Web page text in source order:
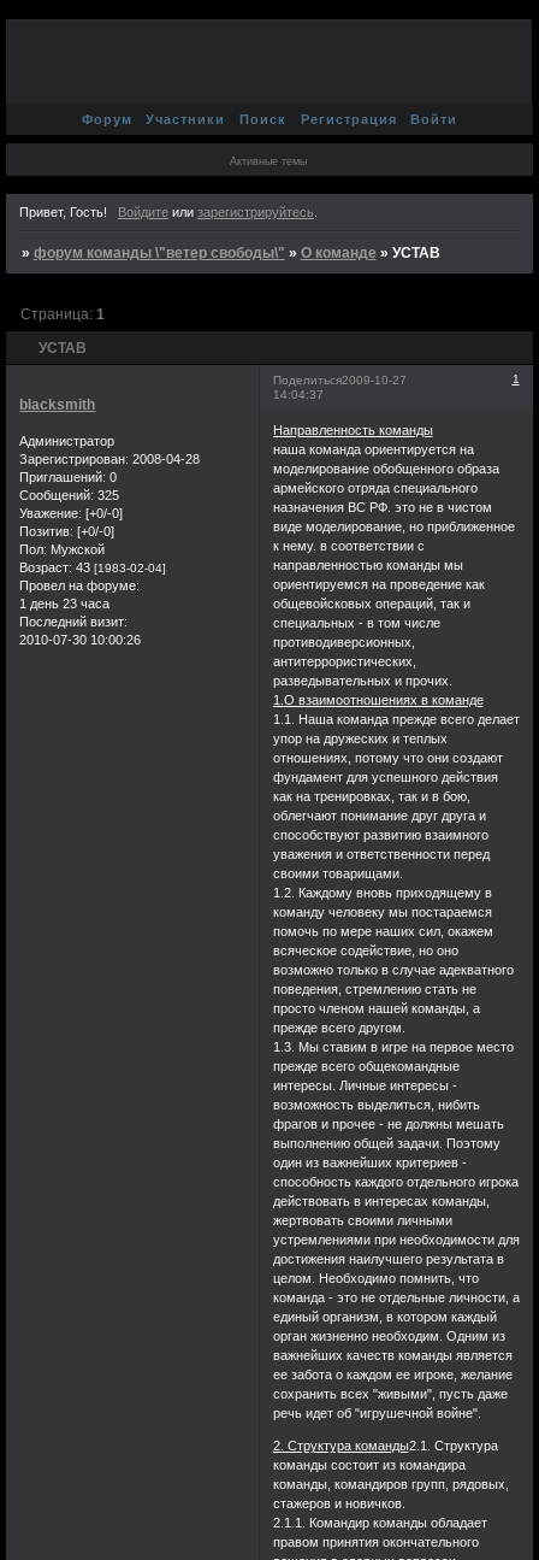
Форум Участники Поиск Регистрация Войти
Активные темы
Привет, Гость! Войдитеили зарегистрируйтесь
» форум команды \"ветер свободы\" » О команде » УСТАВ
УСТАВ
Страница: 1
Поделиться 1
2009-10-27
14:04:37
blacksmith
Администратор
Зарегистрирован: 2008-04-28
Приглашений: 0
Сообщений: 325
Уважение: [+0/-0]
Позитив: [+0/-0]
Пол: Мужской
Возраст: 43[1983-02-04]
Провел на форуме:
1 день 23 часа
Последний визит:
2010-07-30 10:00:26
Направленность команды
наша команда ориентируется на
моделирование обобщенного образа
армейского отряда специального
назначения ВС РФ. это не в чистом
виде моделирование, но приближенное
к нему. в соответствии с
направленностью команды мы
ориентируемся на проведение как
общевойсковых операций, так и
специальных - в том числе
противодиверсионных,
антитеррористических,
разведывательных и прочих.
1.О взаимоотношениях в команде
1.1. Наша команда прежде всего делает
упор на дружеских и теплых
отношениях, потому что они создают
фундамент для успешного действия
как на тренировках, так и в бою,
облегчают понимание друг друга и
способствуют развитию взаимного
уважения и ответственности перед
своими товарищами.
1.2. Каждому вновь приходящему в
команду человеку мы постараемся
помочь по мере наших сил, окажем
всяческое содействие, но оно
возможно только в случае адекватного
поведения, стремлению стать не
просто членом нашей команды, а
прежде всего другом.
1.3. Мы ставим в игре на первое место
прежде всего общекомандные
интересы. Личные интересы -
возможность выделиться, нибить
фрагов и прочее - не должны мешать
выполнению общей задачи. Поэтому
один из важнейших критериев -
способность каждого отдельного игрока
действовать в интересах команды,
жертвовать своими личными
устремлениями при необходимости для
достижения наилучшего результата в
целом. Необходимо помнить, что
команда - это не отдельные личности, а
единый организм, в котором каждый
орган жизненно необходим. Одним из
важнейших качеств команды является
ее забота о каждом ее игроке, желание
сохранить всех "живыми", пусть даже
речь идет об "игрушечной войне".
2. Структура команды2.1. Структура
команды состоит из командира
команды, командиров групп, рядовых,
стажеров и новичков.
2.1.1. Командир команды обладает
правом принятия окончательного